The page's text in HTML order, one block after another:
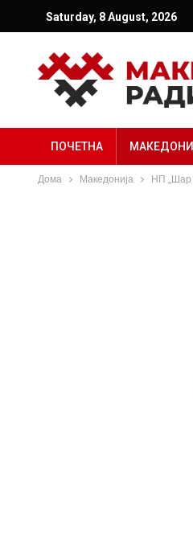
Saturday, 8 August, 2026
ПОЧЕТНА
Дома Македонија НП „Шар